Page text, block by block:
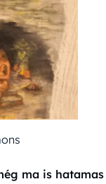
ma is hatamas